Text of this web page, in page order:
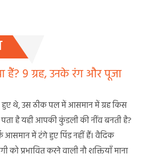
हैं? 9 ग्रह, उनके रंग और पूजा
थे, उस ठीक पल में आसमान में ग्रह किस
है यही आपकी कुंडली की नींव बनती है?
आसमान में टंगे हुए पिंड नहीं हैं। वैदिक
को प्रभावित करने वाली नौ शक्तियाँ माना